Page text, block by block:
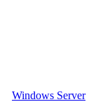
Windows Server